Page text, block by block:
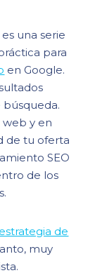
una serie
para
en Google.
web y en
de tu oferta
SEO
de los
estrategia de
muy